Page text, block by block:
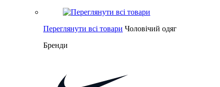
Переглянути всі товари Чоловічий одяг
Бренди